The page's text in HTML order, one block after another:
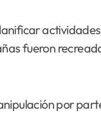
fueron
por